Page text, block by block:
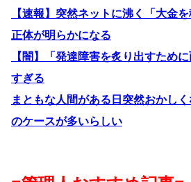
【速報】突然ネットに沸く「大金
正体が明らかになる
【闇】「発達障害を炙り出すため
すぎる
まともな人間がある日突然おかしく
のケースが多いらしい